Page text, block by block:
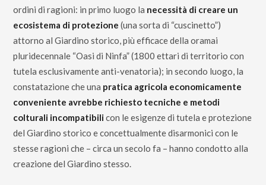
ordini di ragioni: in primo luogo la necessità di creare un
ecosistema di protezione (una sorta di “cuscinetto”)
attorno al Giardino storico, più efficace della oramai
pluridecennale “Oasi di Ninfa” (1800 ettari di territorio con
tutela esclusivamente anti-venatoria); in secondo luogo, la
constatazione che una pratica agricola economicamente
conveniente avrebbe richiesto tecniche e metodi
colturali incompatibilicon le esigenze di tutela e protezione
del Giardino storico e concettualmente disarmonici con le
stesse ragioni che – circa un secolo fa – hanno condotto alla
creazione del Giardino stesso.